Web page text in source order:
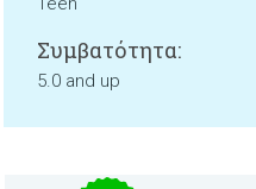
Συμβατότητα:
5.0 and up